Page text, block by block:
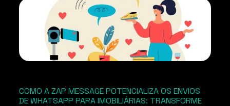
COMO A ZAP MESSAGE POTENCIALIZA OS ENVIOS
DE WHATSAPP PARA IMOBILIÁRIAS: TRANSFORME